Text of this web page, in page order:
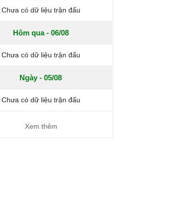
Chưa có dữ liệu trận đấu
Hôm qua - 06/08
Chưa có dữ liệu trận đấu
Ngày - 05/08
Chưa có dữ liệu trận đấu
Xem thêm